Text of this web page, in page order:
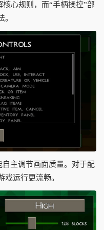
心规则，而“手柄操控”部
自主调节画面质量。对于配
运行更流畅。